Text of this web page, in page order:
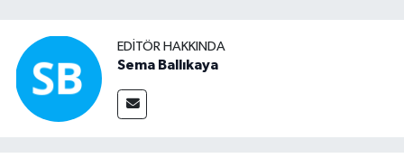
EDITÖR HAKKINDA
Sema Ballıkaya